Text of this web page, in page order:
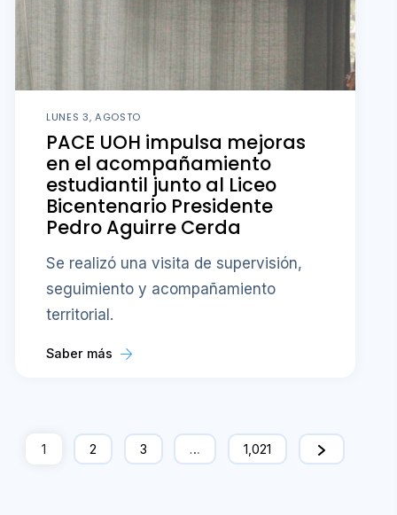
LUNES 3, AGOSTO
PACE UOH impulsa mejoras
en el acompañamiento
estudiantil junto al Liceo
Bicentenario Presidente
Pedro Aguirre Cerda
Se realizó una visita de supervisión,
seguimiento y acompañamiento
territorial.
Saber más
1 2 3 … 1,021